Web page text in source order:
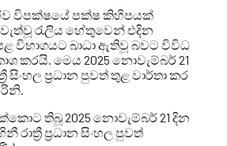
විපක්ෂයේ පක්ෂ කිහිපයක්
රැලිය හේතුවෙන් එදින
විභාගයට බාධා ඇතිවූ බවට විවිධ
කරයි. මෙය 2025 නොවැම්බර් 21
සිංහල ප්‍රධාන පුවත් තුළ වාර්තා කර
තිබූ 2025 නොවැම්බර් 21 දින
රාත්‍රී ප්‍රධාන සිංහල පුවත්